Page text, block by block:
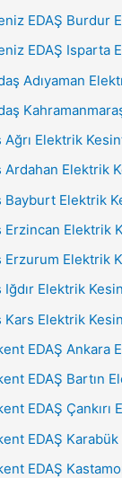
EDAŞ Burdur
EDAŞ Isparta
Adıyaman
Ağrı Elektrik
Ardahan Elektrik
Bayburt Elektrik
Erzincan Elektrik
Erzurum Elektrik
Iğdır Elektrik
Kars Elektrik
EDAŞ Ankara
EDAŞ Bartın
EDAŞ
EDAŞ
EDAŞ